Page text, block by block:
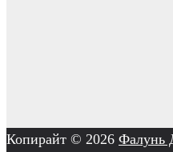
Копирайт © 2026 Фалунь